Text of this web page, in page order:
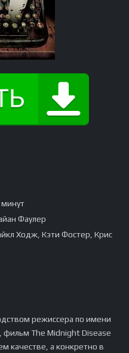
минут
Фаулер
Ходж, Кэти Фостер, Крис
режиссера по имени
фильм The Midnight Disease
качестве, а конкретно в